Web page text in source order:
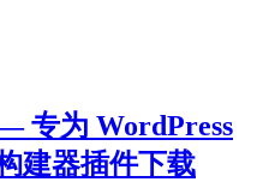
专为 WordPress
建器插件下载